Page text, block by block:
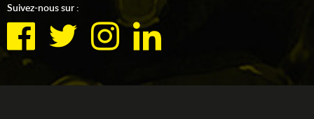
Suivez-nous sur :